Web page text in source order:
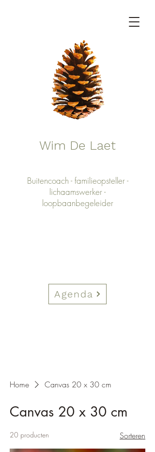
Wim De Laet
Buitencoach - familieopsteller -
lichaamswerker -
loopbaanbegeleider
Agenda
Home Canvas 20 x 30 cm
Canvas 20 x 30 cm
20 producten Sorteren